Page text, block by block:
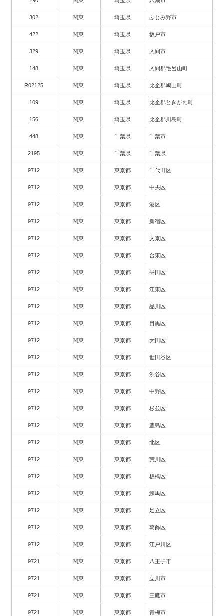
302 関東 埼玉県 ふじみ野市
422 関東 埼玉県 坂戸市
329 関東 埼玉県 入間市
148 関東 埼玉県 入間郡毛呂山町
R02125 関東 埼玉県 比企郡鳩山町
109 関東 埼玉県 比企郡ときがわ町
156 関東 埼玉県 比企郡川島町
448 関東 千葉県 千葉市
2195 関東 千葉県 千葉県
9712 関東 東京都 千代田区
9712 関東 東京都 中央区
9712 関東 東京都 港区
9712 関東 東京都 新宿区
9712 関東 東京都 文京区
9712 関東 東京都 台東区
9712 関東 東京都 墨田区
9712 関東 東京都 江東区
9712 関東 東京都 品川区
9712 関東 東京都 目黒区
9712 関東 東京都 大田区
9712 関東 東京都 世田谷区
9712 関東 東京都 渋谷区
9712 関東 東京都 中野区
9712 関東 東京都 杉並区
9712 関東 東京都 豊島区
9712 関東 東京都 北区
9712 関東 東京都 荒川区
9712 関東 東京都 板橋区
9712 関東 東京都 練馬区
9712 関東 東京都 足立区
9712 関東 東京都 葛飾区
9712 関東 東京都 江戸川区
9721 関東 東京都 八王子市
9721 関東 東京都 立川市
9721 関東 東京都 三鷹市
9721 関東 東京都 青梅市